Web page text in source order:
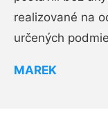
realizované na
určených
MAREK